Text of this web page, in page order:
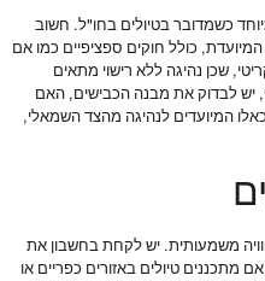
כשמדובר בטיולים בחו"ל. חשוב
כולל חוקים ספציפיים כמו אם
שכן נהיגה ללא רישוי מתאים
יש לבדוק את מבנה הכבישים, האם
המיועדים לנהיגה מהצד השמאלי,
משמעותית. יש לקחת בחשבון את
מתכננים טיולים באזורים כפריים או